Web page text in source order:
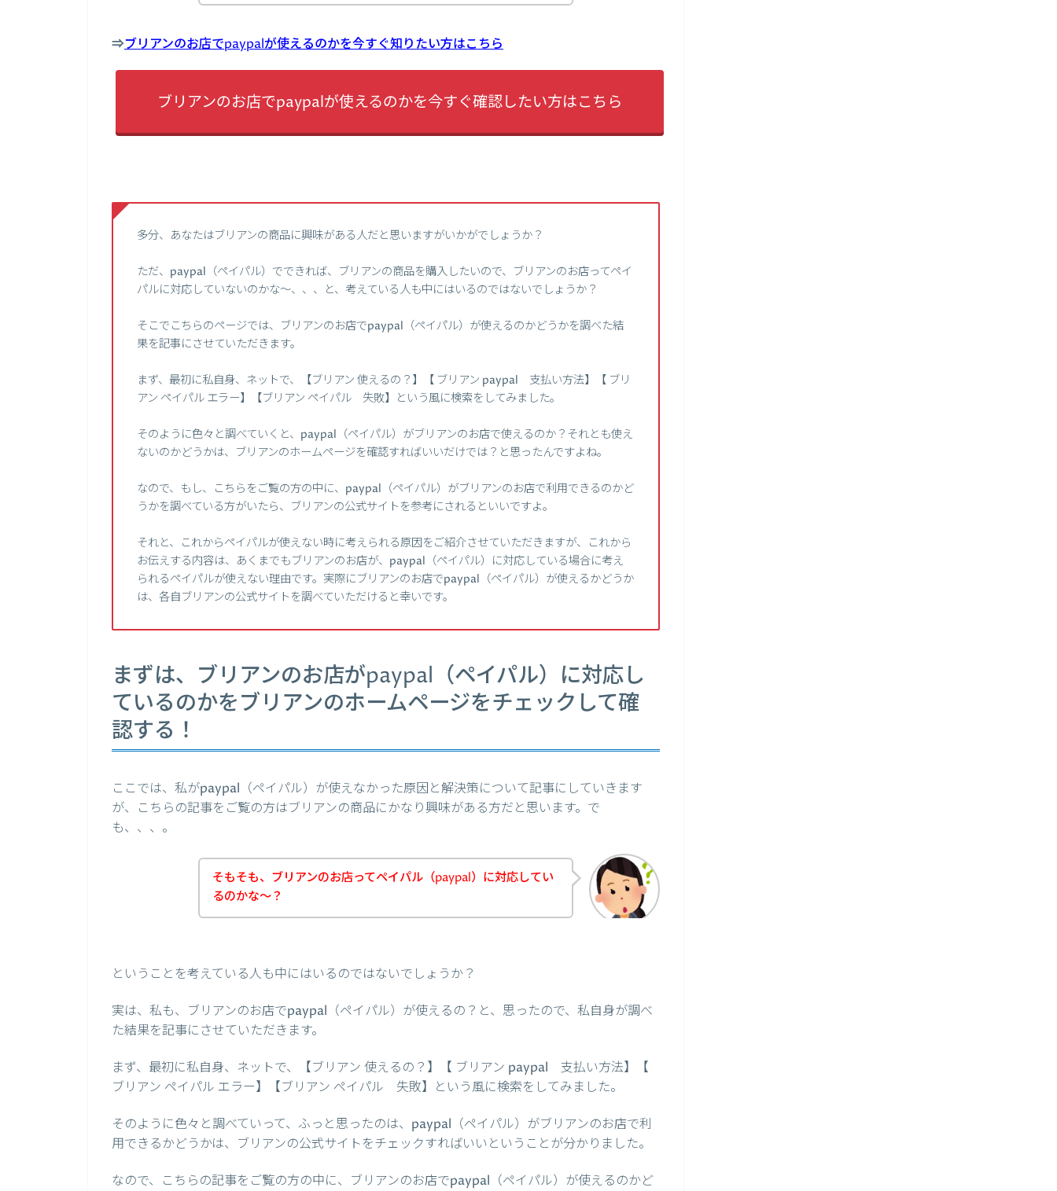
⇒ブリアンのお店でpaypalが使えるのかを今すぐ知りたい方はこちら
ブリアンのお店でpaypalが使えるのかを今すぐ確認したい方はこちら
多分、あなたはブリアンの商品に興味がある人だと思いますがいかがでしょうか？
ただ、paypal（ペイパル）でできれば、ブリアンの商品を購入したいので、ブリアンのお店ってペイ
パルに対応していないのかな～、、、と、考えている人も中にはいるのではないでしょうか？
そこでこちらのページでは、ブリアンのお店でpaypal（ペイパル）が使えるのかどうかを調べた結
果を記事にさせていただきます。
まず、最初に私自身、ネットで、【ブリアン 使えるの？】【 ブリアン paypal 支払い方法】【 ブリ
アン ペイパル エラー】【ブリアン ペイパル 失敗】という風に検索をしてみました。
そのように色々と調べていくと、paypal（ペイパル）がブリアンのお店で使えるのか？それとも使え
ないのかどうかは、ブリアンのホームページを確認すればいいだけでは？と思ったんですよね。
なので、もし、こちらをご覧の方の中に、paypal（ペイパル）がブリアンのお店で利用できるのかど
うかを調べている方がいたら、ブリアンの公式サイトを参考にされるといいですよ。
それと、これからペイパルが使えない時に考えられる原因をご紹介させていただきますが、これから
お伝えする内容は、あくまでもブリアンのお店が、paypal（ペイパル）に対応している場合に考え
られるペイパルが使えない理由です。実際にブリアンのお店でpaypal（ペイパル）が使えるかどうか
は、各自ブリアンの公式サイトを調べていただけると幸いです。
まずは、ブリアンのお店がpaypal（ペイパル）に対応し
ているのかをブリアンのホームページをチェックして確
認する！
ここでは、私がpaypal（ペイパル）が使えなかった原因と解決策について記事にしていきます
が、こちらの記事をご覧の方はブリアンの商品にかなり興味がある方だと思います。で
も、、、。
そもそも、ブリアンのお店ってペイパル（paypal）に対応してい
るのかな～？
ということを考えている人も中にはいるのではないでしょうか？
実は、私も、ブリアンのお店でpaypal（ペイパル）が使えるの？と、思ったので、私自身が調べ
た結果を記事にさせていただきます。
まず、最初に私自身、ネットで、【ブリアン 使えるの？】【 ブリアン paypal 支払い方法】【
ブリアン ペイパル エラー】【ブリアン ペイパル 失敗】という風に検索をしてみました。
そのように色々と調べていって、ふっと思ったのは、paypal（ペイパル）がブリアンのお店で利
用できるかどうかは、ブリアンの公式サイトをチェックすればいいということが分かりました。
なので、こちらの記事をご覧の方の中に、ブリアンのお店でpaypal（ペイパル）が使えるのかど